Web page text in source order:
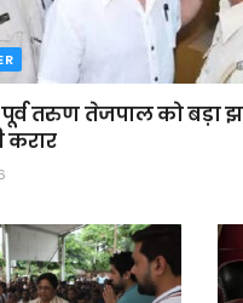
तरुण तेजपाल को बड़ा
करार